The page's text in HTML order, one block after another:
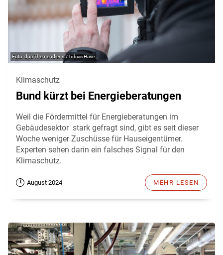
dpa Themendienst/Tobias Hase
Klimaschutz
Bund kürzt bei Energieberatungen
Weil die Fördermittel für Energieberatungen im
Gebäudesektor stark gefragt sind, gibt es seit dieser
Woche weniger Zuschüsse für Hauseigentümer.
Experten sehen darin ein falsches Signal für den
Klimaschutz.
August 2024 MEHR LESEN